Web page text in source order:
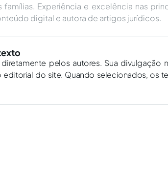
famílias. Experiência e excelência nas
digital e autora de artigos jurídicos.
pelos autores. Sua divulgação
do site. Quando selecionados, os